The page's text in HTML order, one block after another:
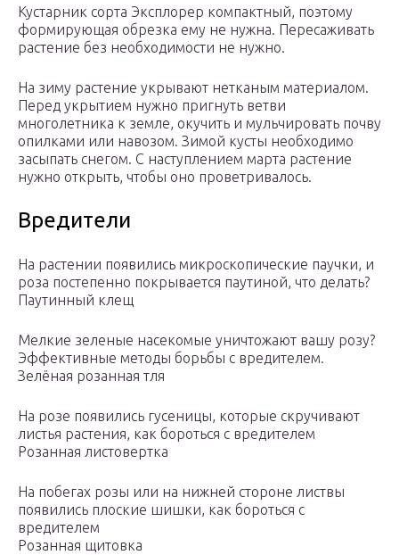
Кустарник сорта Эксплорер компактный, поэтому
формирующая обрезка ему не нужна. Пересаживать
растение без необходимости не нужно.
На зиму растение укрывают нетканым материалом.
Перед укрытием нужно пригнуть ветви
многолетника к земле, окучить и мульчировать почву
опилками или навозом. Зимой кусты необходимо
засыпать снегом. С наступлением марта растение
нужно открыть, чтобы оно проветривалось.
Вредители
На растении появились микроскопические паучки, и
роза постепенно покрывается паутиной, что делать?
Паутинный клещ
Мелкие зеленые насекомые уничтожают вашу розу?
Эффективные методы борьбы с вредителем.
Зелёная розанная тля
На розе появились гусеницы, которые скручивают
листья растения, как бороться с вредителем
Розанная листовертка
На побегах розы или на нижней стороне листвы
появились плоские шишки, как бороться с
вредителем
Розанная щитовка